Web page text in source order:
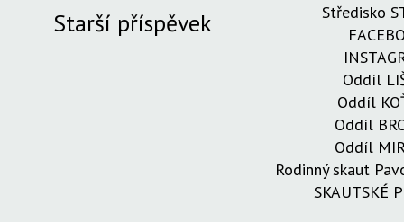
Starší příspěvek
Středisko
Oddíl
Oddíl
Oddíl
Oddíl
Rodinný skaut
SKAUTSKÉ